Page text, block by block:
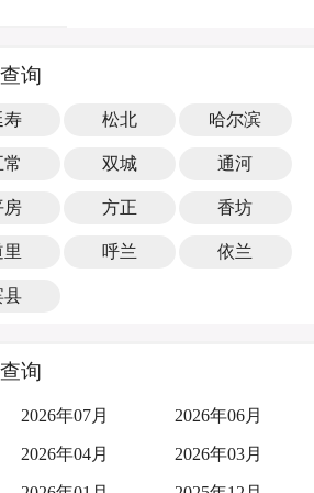
询
寿 松北 哈尔滨
常 双城 通河
房 方正 香坊
里 呼兰 依兰
县
询
2026年07月 2026年06月
2026年04月 2026年03月